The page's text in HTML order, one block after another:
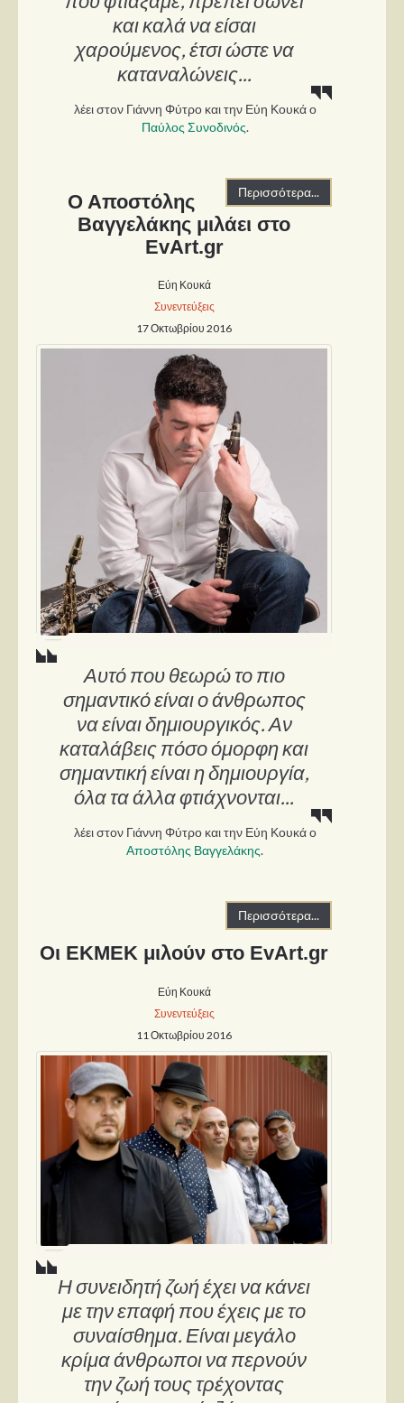
και καλά να είσαι
χαρούμενος, έτσι ώστε να
καταναλώνεις...
λέει στον Γιάννη Φύτρο και την Εύη Κουκά ο
Παύλος Συνοδινός.
Περισσότερα...
Ο Αποστόλης
Βαγγελάκης μιλάει στο
EvArt.gr
Εύη Κουκά
Συνεντεύξεις
17 Οκτωβρίου 2016
Αυτό που θεωρώ το πιο
σημαντικό είναι ο άνθρωπος
να είναι δημιουργικός. Αν
καταλάβεις πόσο όμορφη και
σημαντική είναι η δημιουργία,
όλα τα άλλα φτιάχνονται...
λέει στον Γιάννη Φύτρο και την Εύη Κουκά ο
Αποστόλης Βαγγελάκης.
Περισσότερα...
Οι ΕΚΜΕΚ μιλούν στο EvArt.gr
Εύη Κουκά
Συνεντεύξεις
11 Οκτωβρίου 2016
Η συνειδητή ζωή έχει να κάνει
με την επαφή που έχεις με το
συναίσθημα. Είναι μεγάλο
κρίμα άνθρωποι να περνούν
την ζωή τους τρέχοντας